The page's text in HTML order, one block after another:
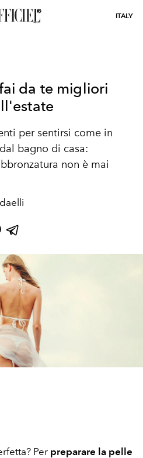
ITALY
da te migliori
per sentirsi come in
bagno di casa:
non è mai
Per preparare la pelle